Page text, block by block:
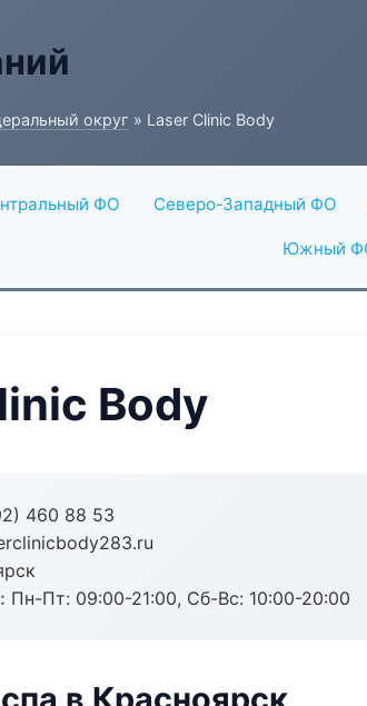
округ » Laser Clinic Body
ФО Северо-Западный ФО
Южный
Body
460 88 53
Пн-Пт: 09:00-21:00, Сб-Вс: 10:00-20:00